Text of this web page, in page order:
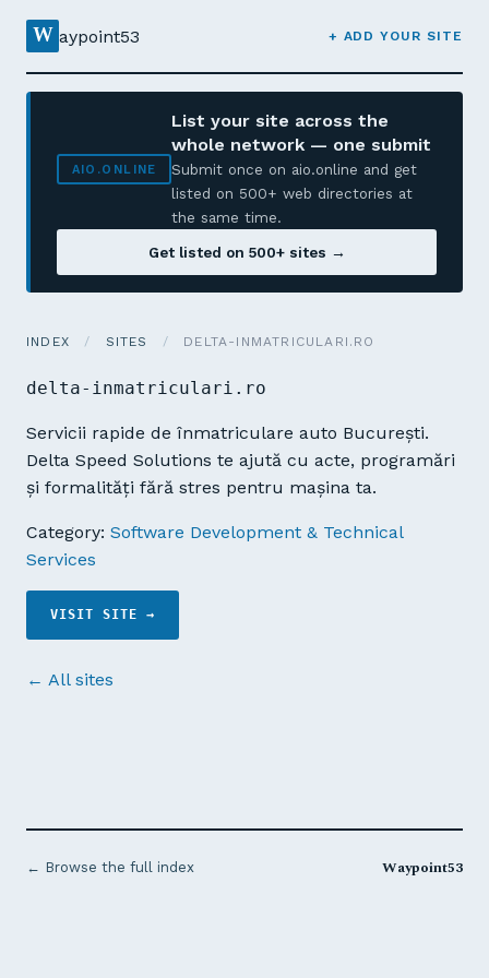
W aypoint53 + ADD YOUR SITE
AIO.ONLINE
List your site across the
whole network — one submit
Submit once on aio.online and get
listed on 500+ web directories at
the same time.
Get listed on 500+ sites →
INDEX / SITES / DELTA-INMATRICULARI.RO
delta-inmatriculari.ro
Servicii rapide de înmatriculare auto București.
Delta Speed Solutions te ajută cu acte, programări
și formalități fără stres pentru mașina ta.
Category: Software Development & Technical
Services
VISIT SITE →
← All sites
← Browse the full index Waypoint53